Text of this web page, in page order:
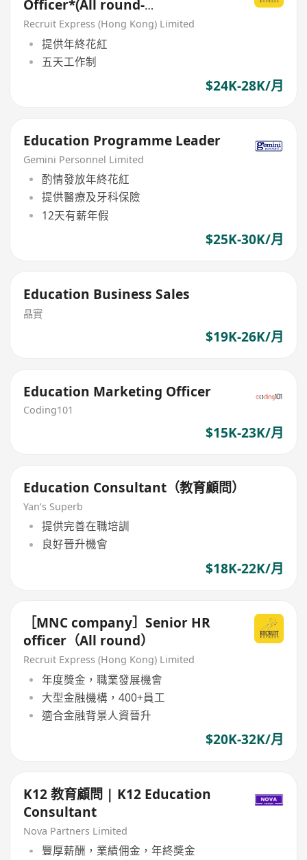
Officer*(All round-
recruitment+ C&B support)*
Recruit Express (Hong Kong) Limited
提供年終花紅
五天工作制
$24K-28K/月
Education Programme Leader
Gemini Personnel Limited
酌情發放年終花紅
提供醫療及牙科保險
12天有薪年假
$25K-30K/月
Education Business Sales
晶實
$19K-26K/月
Education Marketing Officer
Coding101
$15K-23K/月
Education Consultant（教育顧問）
Yan’s Superb
提供完善在職培訓
良好晉升機會
$18K-22K/月
［MNC company］Senior HR
officer（All round）
Recruit Express (Hong Kong) Limited
年度獎金，職業發展機會
大型金融機構，400+員工
適合金融背景人資晉升
$20K-32K/月
K12 教育顧問 | K12 Education
Consultant
Nova Partners Limited
豐厚薪酬，業績佣金，年終獎金